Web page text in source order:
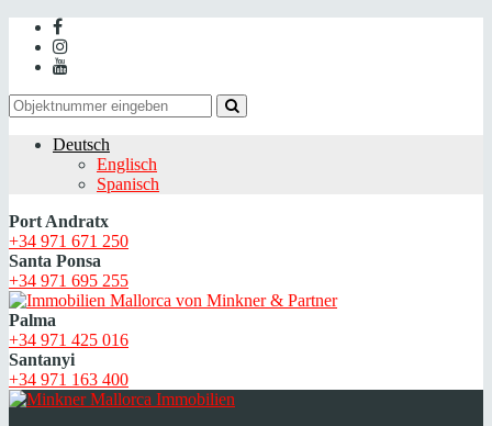
Deutsch
Englisch
Spanisch
Port Andratx
+34 971 671 250
Santa Ponsa
+34 971 695 255
Palma
+34 971 425 016
Santanyi
+34 971 163 400